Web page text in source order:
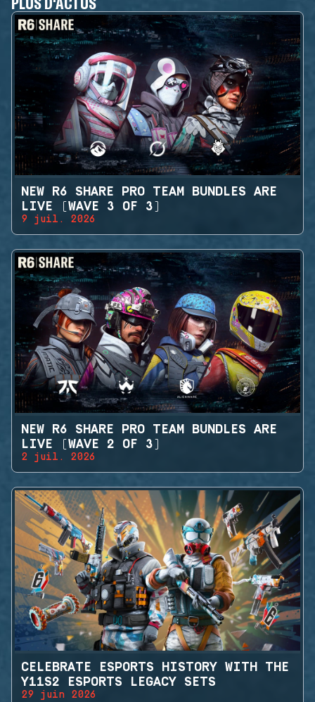
NEW R6 SHARE PRO TEAM BUNDLES ARE
LIVE (WAVE 3 OF 3)
9 juil. 2026
NEW R6 SHARE PRO TEAM BUNDLES ARE
LIVE (WAVE 2 OF 3)
2 juil. 2026
CELEBRATE ESPORTS HISTORY WITH THE
Y11S2 ESPORTS LEGACY SETS
29 juin 2026